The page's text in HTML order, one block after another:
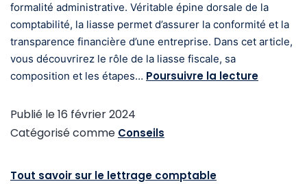
formalité administrative. Véritable épine dorsale de la
comptabilité, la liasse permet d’assurer la conformité et la
transparence financière d’une entreprise. Dans cet article,
vous découvrirez le rôle de la liasse fiscale, sa
composition et les étapes… Poursuivre la lecture
Publié le16 février 2024
Catégorisé comme Conseils
Tout savoir sur le lettrage comptable